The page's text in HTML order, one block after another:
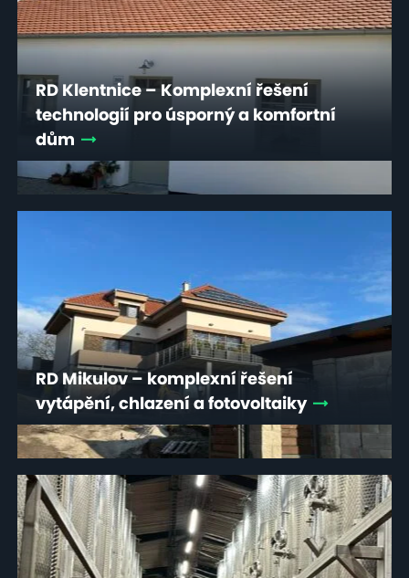
RD Klentnice – Komplexní řešení
technologií pro úsporný a komfortní
dům
RD Mikulov – komplexní řešení
vytápění, chlazení a fotovoltaiky